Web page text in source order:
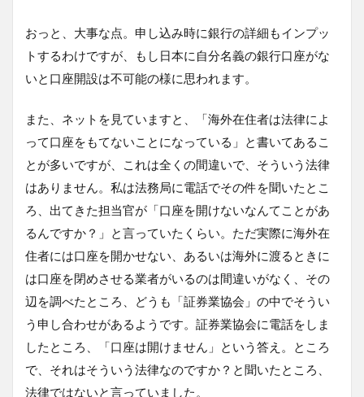
おっと、大事な点。申し込み時に銀行の詳細もインプッ
トするわけですが、もし日本に自分名義の銀行口座がな
いと口座開設は不可能の様に思われます。
また、ネットを見ていますと、「海外在住者は法律によ
って口座をもてないことになっている」と書いてあるこ
とが多いですが、これは全くの間違いで、そういう法律
はありません。私は法務局に電話でその件を聞いたとこ
ろ、出てきた担当官が「口座を開けないなんてことがあ
るんですか？」と言っていたくらい。ただ実際に海外在
住者には口座を開かせない、あるいは海外に渡るときに
は口座を閉めさせる業者がいるのは間違いがなく、その
辺を調べたところ、どうも「証券業協会」の中でそうい
う申し合わせがあるようです。証券業協会に電話をしま
したところ、「口座は開けません」という答え。ところ
で、それはそういう法律なのですか？と聞いたところ、
法律ではないと言っていました。